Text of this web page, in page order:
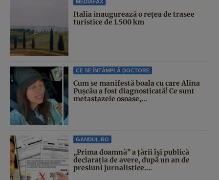
MEDIAFAX
Italia inaugurează o rețea de trasee
turistice de 1.500 km
CE SE ÎNTÂMPLĂ DOCTORE
Cum se manifestă boala cu care Alina
Pușcău a fost diagnosticată! Ce sunt
metastazele osoase,...
GANDUL.RO
„Prima doamnă” a țării își publică
declarația de avere, după un an de
presiuni jurnalistice....